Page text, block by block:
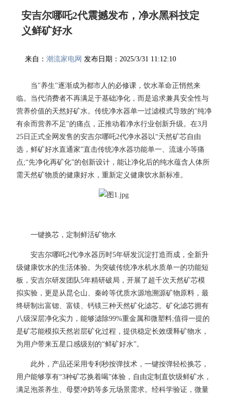
安吉尔哪吒2代震撼发布，净水黑科技定
义鲜矿好水
来自：潮流家电网 发布日期：2025/3/31 11:12:10
当"养生"逐渐成为都市人的必修课，饮水革命正悄然来
临。当代消费者不再满足于基础净化，而是追求兼具安全性与
营养价值的天然好矿水。传统净水器单一过滤模式导致的"纯净
有余而营养不足"的痛点，正推动着净水行业创新升级。在3月
25日正式全网发售的安吉尔哪吒2代净水器以“天然矿芯自由
选，鲜矿好水直通家”直击传统净水器功能单一、流速小等痛
点;“先净化再矿化”的创新设计，能让净化后的纯水蕴含人体所
需天然矿物质的健康好水，重新定义健康饮水新标准。
一键换芯，定制鲜活矿物水
安吉尔哪吒2代净水器历时5年研发沉淀打造而成，全新升
级健康饮水的生活体验。为突破传统净水机水质单一的功能短
板，安吉尔研发团队5年精研破局，开展了超千次天然矿芯模
拟实验，更是从昆仑山、秦岭等优质水源地溯源矿物原料，最
终研制出富锶、富镁、钙镁三种天然矿化滤芯。矿化滤芯拥有
八级深层净化实力，能够滤除99%重金属和微塑料;值得一提的
是矿芯能模拟天然岩层矿化过程，提供稳定长效缓释矿物水，
为用户带来五星口感级别的“鲜矿好水”。
此外，产品还采用专利秒按弹技术，一键按弹轻松换芯，
用户能够享有“3种矿芯换着喝”体验，自由定制直饮级鲜矿水，
满足泡茶养生、母婴冲奶等多元场景需求。经科学验证，微量